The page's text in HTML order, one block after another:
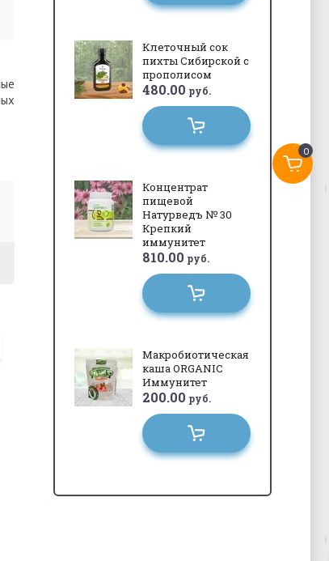
Клеточный сок
пихты Сибирской с
прополисом
480.00 руб.
Концентрат
пищевой
Натурведъ № 30
Крепкий
иммунитет
810.00 руб.
Макробиотическая
каша ORGANIC
Иммунитет
200.00 руб.
0